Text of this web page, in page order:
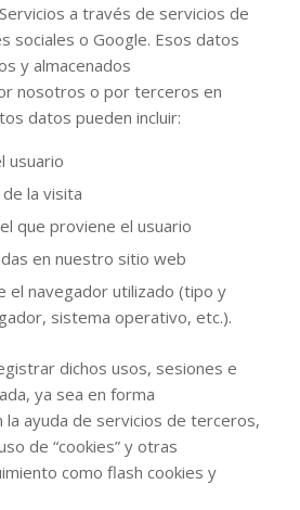
a través de servicios de
sociales o Google. Esos datos
y almacenados
nosotros o por terceros en
datos pueden incluir:
usuario
la visita
que proviene el usuario
en nuestro sitio web
el navegador utilizado (tipo y
sistema operativo, etc.).
dichos usos, sesiones e
ya sea en forma
la ayuda de servicios de terceros,
de “cookies” y otras
como flash cookies y